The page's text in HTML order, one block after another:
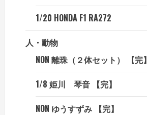
1/20 HONDA F1 RA272
人・動物
NON 離珠（２体セット） 【完】
1/8 姫川 琴音 【完】
NON ゆうすずみ 【完】